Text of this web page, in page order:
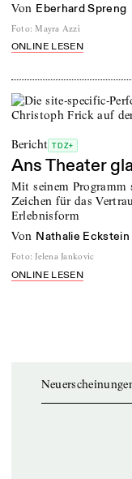
von Eberhard Spreng
Foto: Mayra Azzi
ONLINE LESEN
Bericht TDZ+
Ans Theater
Mit seinem Programm
Zeichen für das
Erlebnisform
von Nathalie Eckstein
Foto: Jelena Jankovic
ONLINE LESEN